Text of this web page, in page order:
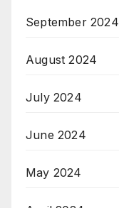
September 2024
August 2024
July 2024
June 2024
May 2024